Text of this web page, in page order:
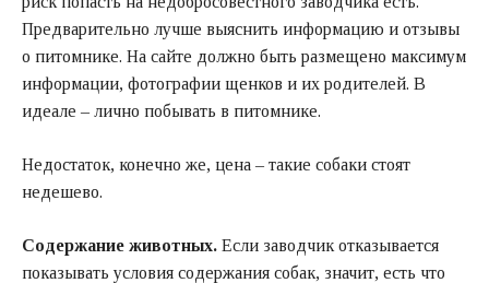
Предварительно лучше выяснить информацию и отзывы
о питомнике. На сайте должно быть размещено максимум
информации, фотографии щенков и их родителей. В
идеале – лично побывать в питомнике.
Недостаток, конечно же, цена – такие собаки стоят
недешево.
Содержание животных. Если заводчик отказывается
показывать условия содержания собак, значит, есть что